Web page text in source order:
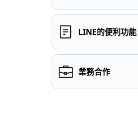
LINE的便利功能
業務合作